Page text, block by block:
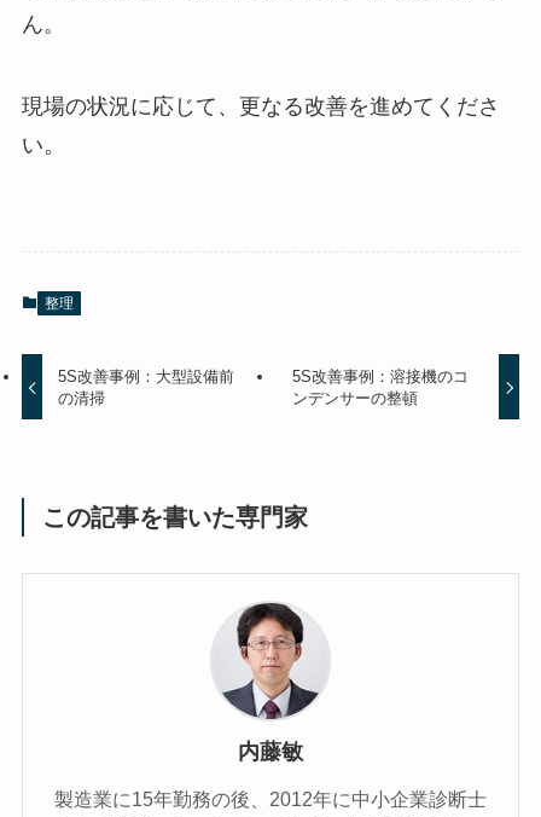
ん。
現場の状況に応じて、更なる改善を進めてくださ
い。
整理
5S改善事例：大型設備前
の清掃
5S改善事例：溶接機のコ
ンデンサーの整頓
この記事を書いた専門家
内藤敏
製造業に15年勤務の後、2012年に中小企業診断士